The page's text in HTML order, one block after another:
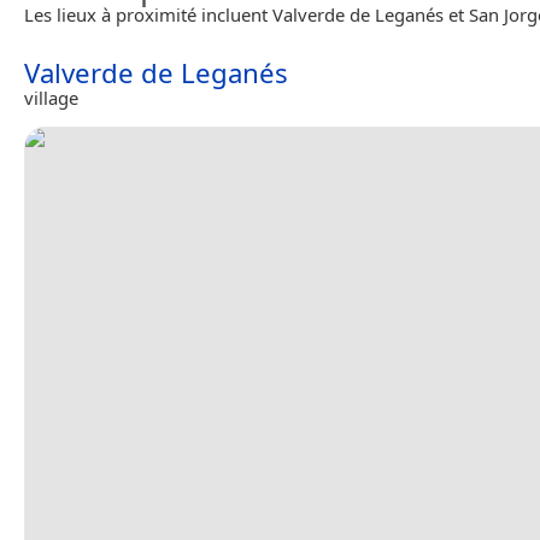
Les lieux à proximité incluent Valverde de Leganés et San
Valverde de Leganés
village